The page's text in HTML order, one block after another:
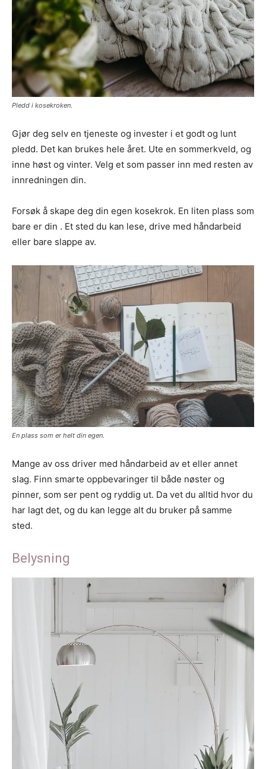
Pledd i kosekroken.
Gjør deg selv en tjeneste og invester i et godt og lunt
pledd. Det kan brukes hele året. Ute en sommerkveld, og
inne høst og vinter. Velg et som passer inn med resten av
innredningen din.
Forsøk å skape deg din egen kosekrok. En liten plass som
bare er din . Et sted du kan lese, drive med håndarbeid
eller bare slappe av.
En plass som er helt din egen.
Mange av oss driver med håndarbeid av et eller annet
slag. Finn smarte oppbevaringer til både nøster og
pinner, som ser pent og ryddig ut. Da vet du alltid hvor du
har lagt det, og du kan legge alt du bruker på samme
sted.
Belysning